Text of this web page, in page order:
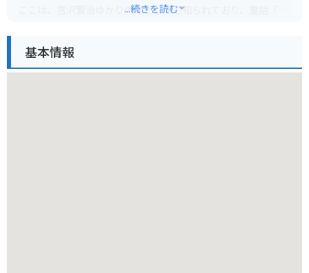
ここは、宮沢賢治ゆかりの地としても知られており、童話『銀
客が訪れます。
...続きを読む
基本情報